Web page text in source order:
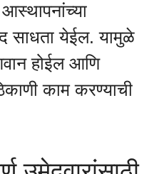
साधता येईल. यामुळे
होईल आणि
काम करण्याची